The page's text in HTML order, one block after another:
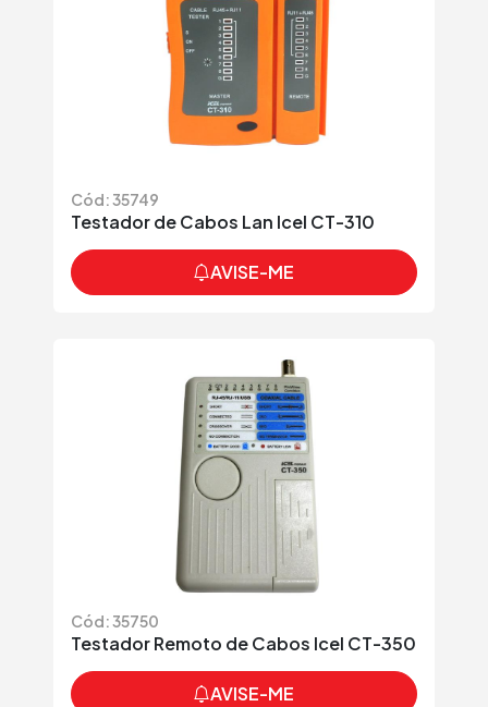
Cód: 35749
Testador de Cabos Lan Icel CT-310
AVISE-ME
Cód: 35750
Testador Remoto de Cabos Icel CT-350
AVISE-ME